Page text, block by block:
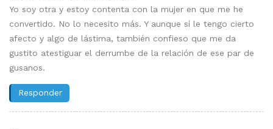
Yo soy otra y estoy contenta con la mujer en que me he
convertido. No lo necesito más. Y aunque sí le tengo cierto
afecto y algo de lástima, también confieso que me da
gustito atestiguar el derrumbe de la relación de ese par de
gusanos.
Responder